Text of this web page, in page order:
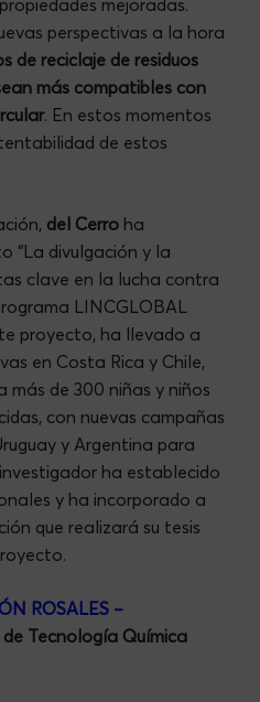
perspectivas a la hora
de reciclaje de residuos
más compatibles con
. En estos momentos
de estos
del Cerro ha
“La divulgación y la
clave en la lucha contra
LINCGLOBAL
proyecto, ha llevado a
en Costa Rica y Chile,
de 300 niñas y niños
con nuevas campañas
y Argentina para
ha establecido
y ha incorporado a
que realizará su tesis
ROSALES –
Tecnología Química